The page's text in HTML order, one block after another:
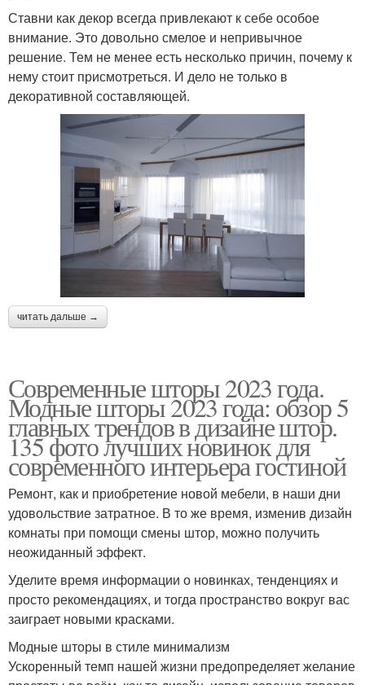
Ставни как декор всегда привлекают к себе особое
внимание. Это довольно смелое и непривычное
решение. Тем не менее есть несколько причин, почему к
нему стоит присмотреться. И дело не только в
декоративной составляющей.
читать дальше →
Современные шторы 2023 года.
Модные шторы 2023 года: обзор 5
главных трендов в дизайне штор.
135 фото лучших новинок для
современного интерьера гостиной
Ремонт, как и приобретение новой мебели, в наши дни
удовольствие затратное. В то же время, изменив дизайн
комнаты при помощи смены штор, можно получить
неожиданный эффект.
Уделите время информации о новинках, тенденциях и
просто рекомендациях, и тогда пространство вокруг вас
заиграет новыми красками.
Модные шторы в стиле минимализм
Ускоренный темп нашей жизни предопределяет желание